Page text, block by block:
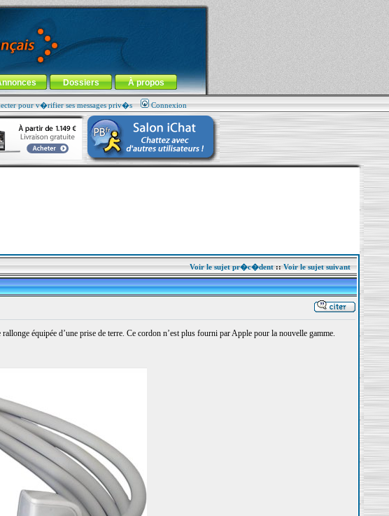
Dossiers À propos
pour v�rifier ses messages priv�s Connexion
Voir le sujet pr�c�dent::Voir le sujet suivant
équipée d’une prise de terre. Ce cordon n’est plus fourni par Apple pour la nouvelle gamme.